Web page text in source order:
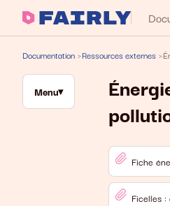
Documentation Ressources externes
Menu
Fiche
Ficelles